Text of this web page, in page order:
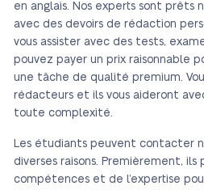
en anglais. Nos experts sont prêts
avec des devoirs de rédaction
vous assister avec des tests,
pouvez payer un prix raisonnable
une tâche de qualité premium.
rédacteurs et ils vous aideront
toute complexité.
Les étudiants peuvent contacter
diverses raisons. Premièrement,
compétences et de l’expertise